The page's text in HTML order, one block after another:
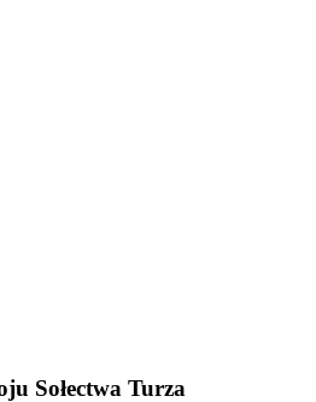
Sołectwa Turza